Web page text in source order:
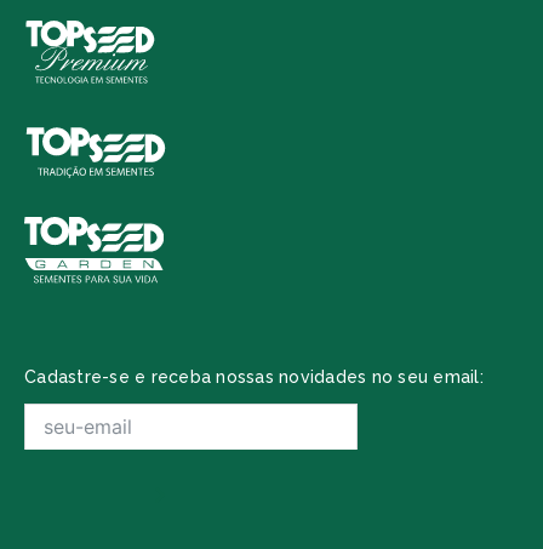
Cadastre-se e receba nossas novidades no seu email: